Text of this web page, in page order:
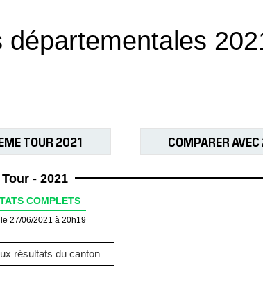
TOUR 2021 COMPARER
Tour - 2021
COMPLETS
27/06/2021 à 20h19
résultats du canton